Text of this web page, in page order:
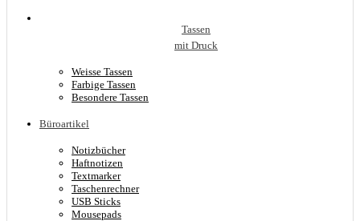
Tassen
mit Druck
Weisse Tassen
Farbige Tassen
Besondere Tassen
Büroartikel
Notizbücher
Haftnotizen
Textmarker
Taschenrechner
USB Sticks
Mousepads